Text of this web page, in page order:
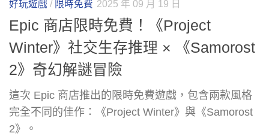
好玩遊戲 / 限時免費 2025 年 09 月 19 日
Epic 商店限時免費！《Project
Winter》社交生存推理 × 《Samorost
2》奇幻解謎冒險
這次 Epic 商店推出的限時免費遊戲，包含兩款風格
完全不同的佳作：《Project Winter》與《Samorost
2》。